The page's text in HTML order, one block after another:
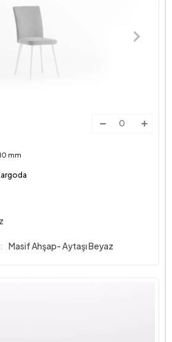
mm
Masif Ahşap- Aytaşı Beyaz